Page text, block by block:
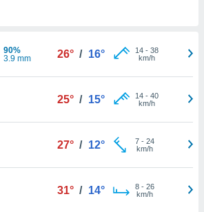
90%
3.9 mm
26° / 16° 14- 38
km/h
25° / 15° 14- 40
km/h
27° / 12° 7- 24
km/h
31° / 14° 8- 26
km/h